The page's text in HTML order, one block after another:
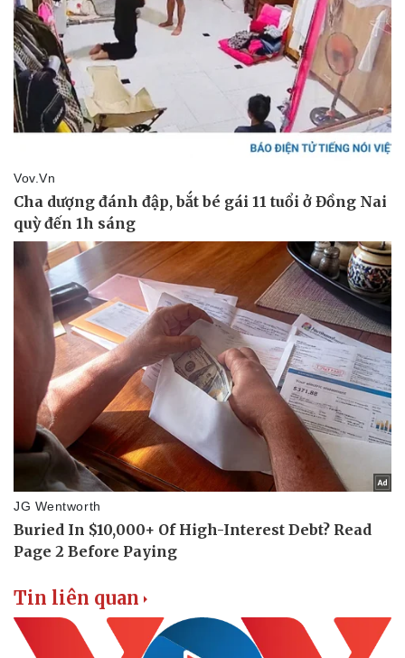
Pháp luật
Tin nóng
Tư vấn luật
Quân sự - Quốc phòng
Vũ khí
Việt Nam
Phân tích
Tin liên quan